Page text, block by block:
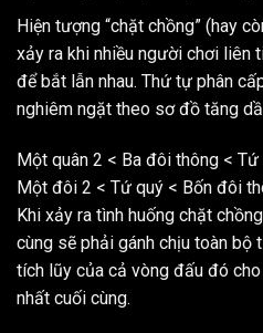
Hiện tượng “chặt chồng” (hay
xảy ra khi nhiều người chơi liên
để bắt lẫn nhau. Thứ tự phân
nghiêm ngặt theo sơ đồ tăng
Một quân 2 < Ba đôi thông <
Một đôi 2 < Tứ quý < Bốn đôi
Khi xảy ra tình huống chặt
cùng sẽ phải gánh chịu toàn bộ
tích lũy của cả vòng đấu đó
nhất cuối cùng.